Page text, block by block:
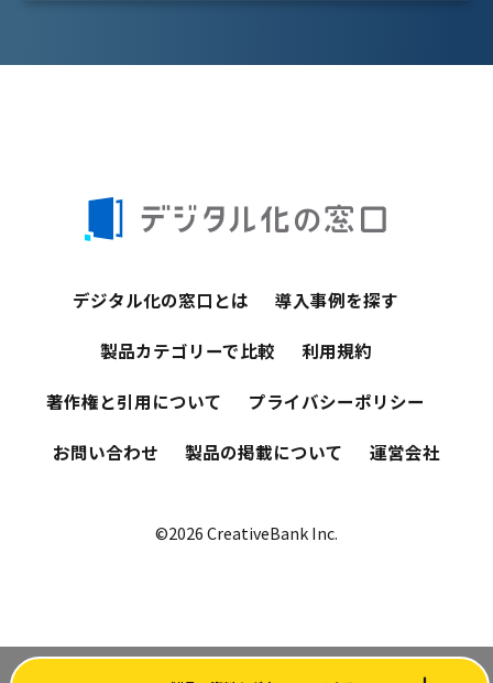
デジタル化の窓口とは 導入事例を探す
製品カテゴリーで比較 利用規約
著作権と引用について プライバシーポリシー
お問い合わせ 製品の掲載について 運営会社
©2026 CreativeBank Inc.